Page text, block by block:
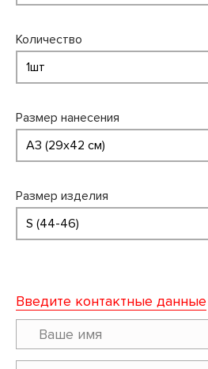
Количество
Размер нанесения
Размер изделия
Введите контактные данные